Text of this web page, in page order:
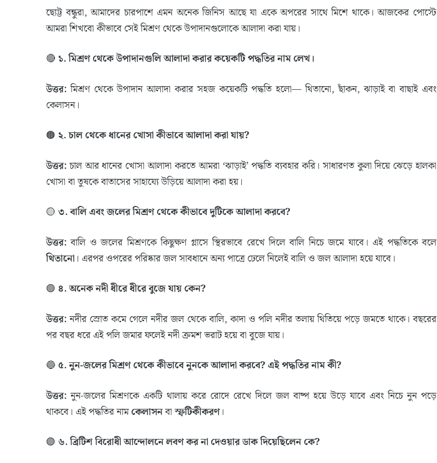
​ছোট্ট বন্ধুরা, আমাদের চারপাশে এমন অনেক জিনিস আছে যা একে অপরের সাথে মিশে থাকে। আজকের পোস্টে
আমরা শিখবো কীভাবে সেই মিশ্রণ থেকে উপাদানগুলোকে আলাদা করা যায়।
​🔴 ১. মিশ্রণ থেকে উপাদানগুলি আলাদা করার কয়েকটি পদ্ধতির নাম লেখ।
উত্তর: মিশ্রণ থেকে উপাদান আলাদা করার সহজ কয়েকটি পদ্ধতি হলো— থিতানো, ছাঁকন, ঝাড়াই বা বাছাই এবং
কেলাসন।
​🟠 ২. চাল থেকে ধানের খোসা কীভাবে আলাদা করা যায়?
উত্তর:চাল আর ধানের খোসা আলাদা করতে আমরা ‘ঝাড়াই’ পদ্ধতি ব্যবহার করি। সাধারণত কুলা দিয়ে ঝেড়ে হালকা
খোসা বা তুষকে বাতাসের সাহায্যে উড়িয়ে আলাদা করা হয়।
​🟡 ৩. বালি এবং জলের মিশ্রণ থেকে কীভাবে দুটিকে আলাদা করবে?
উত্তর: বালি ও জলের মিশ্রণকে কিছুক্ষণ গ্লাসে স্থিরভাবে রেখে দিলে বালি নিচে জমে যাবে। এই পদ্ধতিকে বলে
থিতানো। এরপর ওপরের পরিষ্কার জল সাবধানে অন্য পাত্রে ঢেলে নিলেই বালি ও জল আলাদা হয়ে যাবে।
​🟢 ৪. অনেক নদী ধীরে ধীরে বুজে যায় কেন?
উত্তর:নদীর স্রোত কমে গেলে নদীর জল থেকে বালি, কাদা ও পলি নদীর তলায় থিতিয়ে পড়ে জমতে থাকে। বছরের
পর বছর ধরে এই পলি জমার ফলেই নদী ক্রমশ ভরাট হয়ে বা বুজে যায়।
​🔵 ৫. নুন-জলের মিশ্রণ থেকে কীভাবে নুনকে আলাদা করবে? এই পদ্ধতির নাম কী?
উত্তর: নুন-জলের মিশ্রণকে একটি থালায় করে রোদে রেখে দিলে জল বাষ্প হয়ে উড়ে যাবে এবং নিচে নুন পড়ে
থাকবে। এই পদ্ধতির নামকেলাসনবাস্ফটিকীকরণ।
​🟣 ৬. ব্রিটিশ বিরোধী আন্দোলনে লবণ কর না দেওয়ার ডাক দিয়েছিলেন কে?